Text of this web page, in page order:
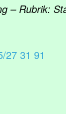
– Rubrik:
27 31 91